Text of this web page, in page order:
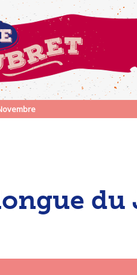
du